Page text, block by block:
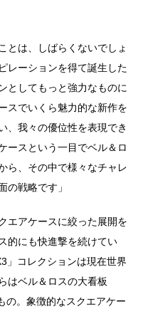
とは、しばらくないでしょ
レーションを得て誕生した
としてもっと強力なものに
スでいくら魅力的な新作を
、我々の優位性を表現でき
ースという一目でベル＆ロ
ら、その中で様々なチャレ
の戦略です」
エアケースに絞った展開を
的にも快進撃を続けてい
」コレクションは現在世界
はベル＆ロスの大看板
の。象徴的なスクエアケー